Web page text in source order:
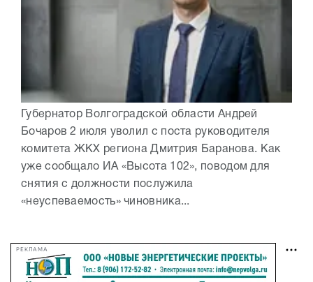
Губернатор Волгоградской области Андрей
Бочаров 2 июля уволил с поста руководителя
комитета ЖКХ региона Дмитрия Баранова. Как
уже сообщало ИА «Высота 102», поводом для
снятия с должности послужила
«неуспеваемость» чиновника...
РЕКЛАМА